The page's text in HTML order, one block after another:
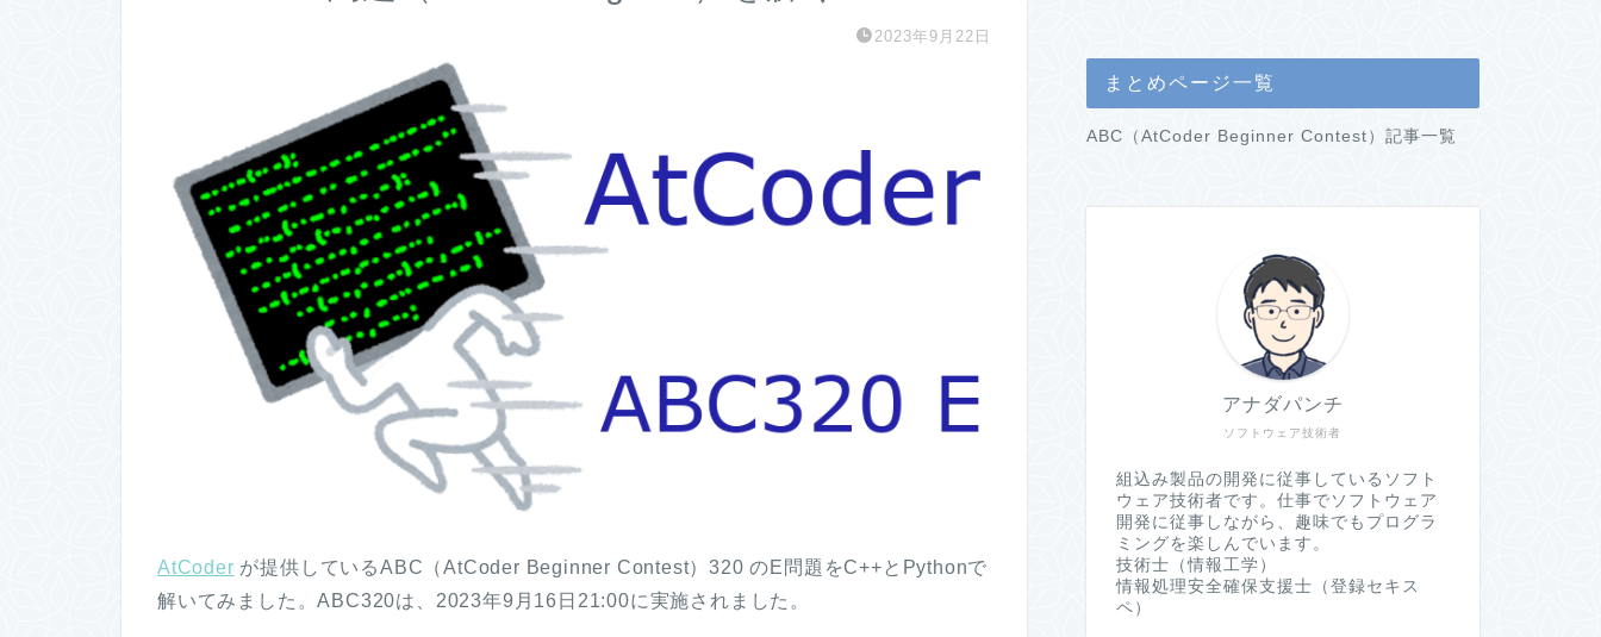
2023年9月22日
AtCoder が提供しているABC（AtCoder Beginner Contest）320 のE問題をC++とPythonで
解いてみました。ABC320は、2023年9月16日21:00に実施されました。
まとめページ一覧
ABC（AtCoder Beginner Contest）記事一覧
ソフトウェア技術者
アナダパンチ
組込み製品の開発に従事しているソフト
ウェア技術者です。仕事でソフトウェア
開発に従事しながら、趣味でもプログラ
ミングを楽しんでいます。
技術士（情報工学）
情報処理安全確保支援士（登録セキス
ペ）